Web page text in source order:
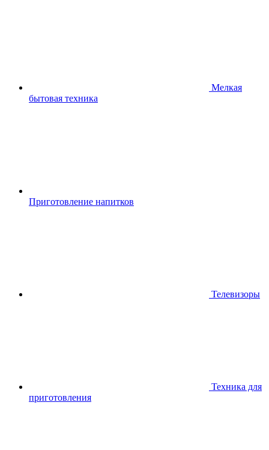
Мелкая
бытовая техника
Приготовление напитков
Телевизоры
Техника для
приготовления